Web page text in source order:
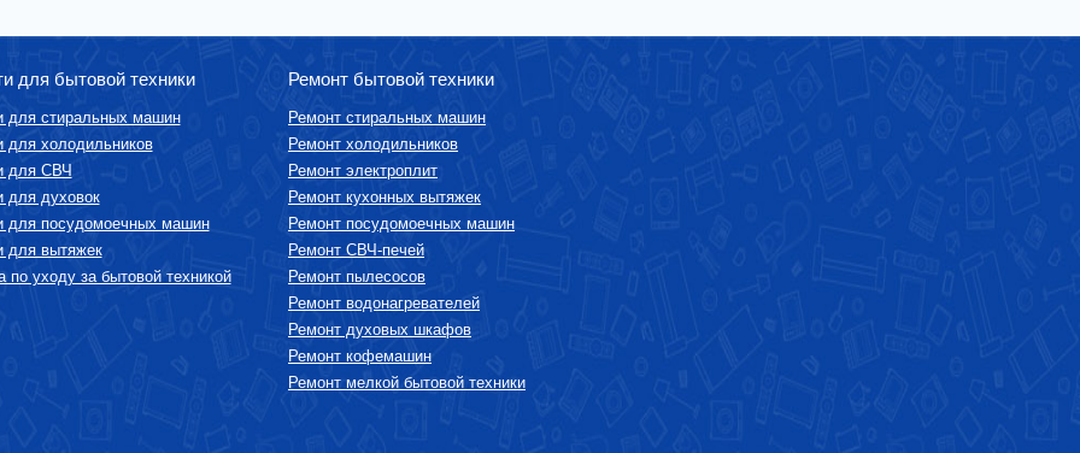
для бытовой техники
для стиральных машин
для холодильников
для СВЧ
для духовок
для посудомоечных машин
для вытяжек
по уходу за бытовой техникой
Ремонт бытовой техники
Ремонт стиральных машин
Ремонт холодильников
Ремонт электроплит
Ремонт кухонных вытяжек
Ремонт посудомоечных машин
Ремонт СВЧ-печей
Ремонт пылесосов
Ремонт водонагревателей
Ремонт духовых шкафов
Ремонт кофемашин
Ремонт мелкой бытовой техники